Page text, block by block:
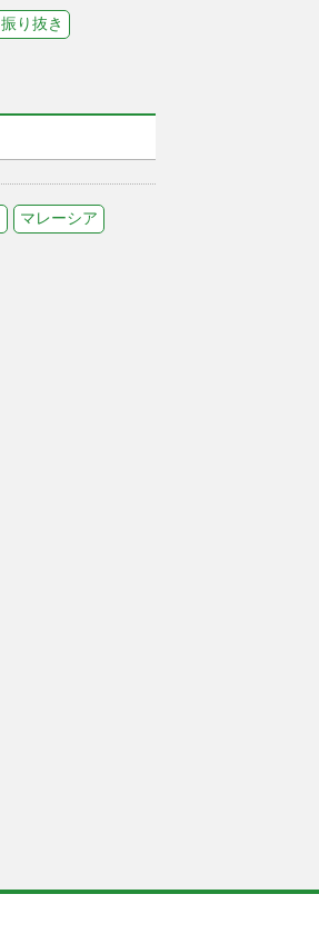
振り抜き
マレーシア